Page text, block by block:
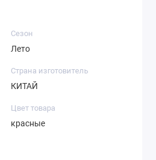
Сезон
Лето
Страна изготовитель
КИТАЙ
Цвет товара
красные